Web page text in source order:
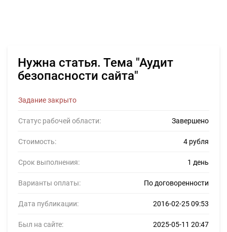
Нужна статья. Тема "Аудит
безопасности сайта"
Задание закрыто
Статус рабочей области: Завершено
Стоимость: 4 рубля
Срок выполнения: 1 день
Варианты оплаты: По договоренности
Дата публикации: 2016-02-25 09:53
Был на сайте: 2025-05-11 20:47